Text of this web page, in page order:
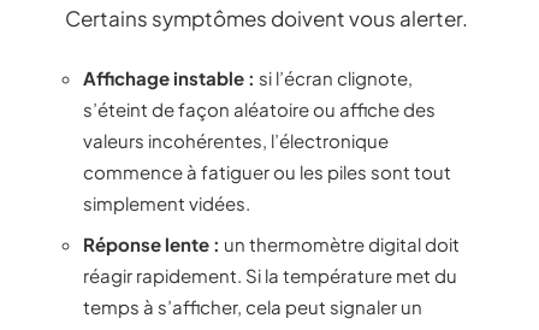
Certains symptômes doivent vous alerter.
Affichage instable : si l’écran clignote,
s’éteint de façon aléatoire ou affiche des
valeurs incohérentes, l’électronique
commence à fatiguer ou les piles sont tout
simplement vidées.
Réponse lente : un thermomètre digital doit
réagir rapidement. Si la température met du
temps à s’afficher, cela peut signaler un